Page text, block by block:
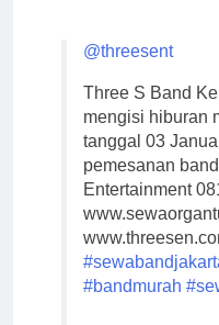
@threesent
Three S Band
mengisi hiburan
tanggal 03
pemesanan
Entertainment
#bandmurah